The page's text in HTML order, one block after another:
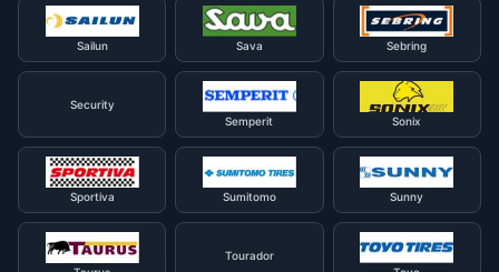
Sailun Sava Sebring
Security
Semperit
Sonix
Sportiva Sumitomo Sunny
Tourador